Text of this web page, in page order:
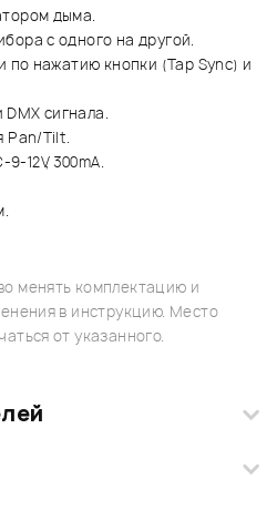
дыма.
с одного на другой.
по нажатию кнопки (Tap Sync) и
сигнала.
Pan/Tilt.
9-12V, 300mA.
менять комплектацию и
в инструкцию. Место
от указанного.
купленного товара и получите